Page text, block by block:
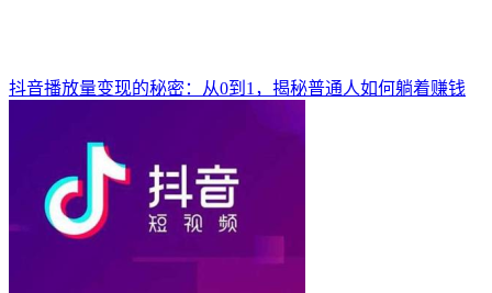
抖音播放量变现的秘密：从0到1，揭秘普通人如何躺着赚钱